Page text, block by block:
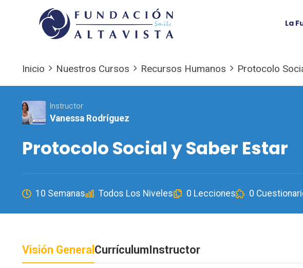
La
Inicio Nuestros Cursos Recursos Humanos Protocolo
Instructor
Vanessa Rodríguez
Protocolo Social y Saber Estar
10 Semanas Todos Los Niveles 0 Lecciones 0
Visión General CurrículumInstructor